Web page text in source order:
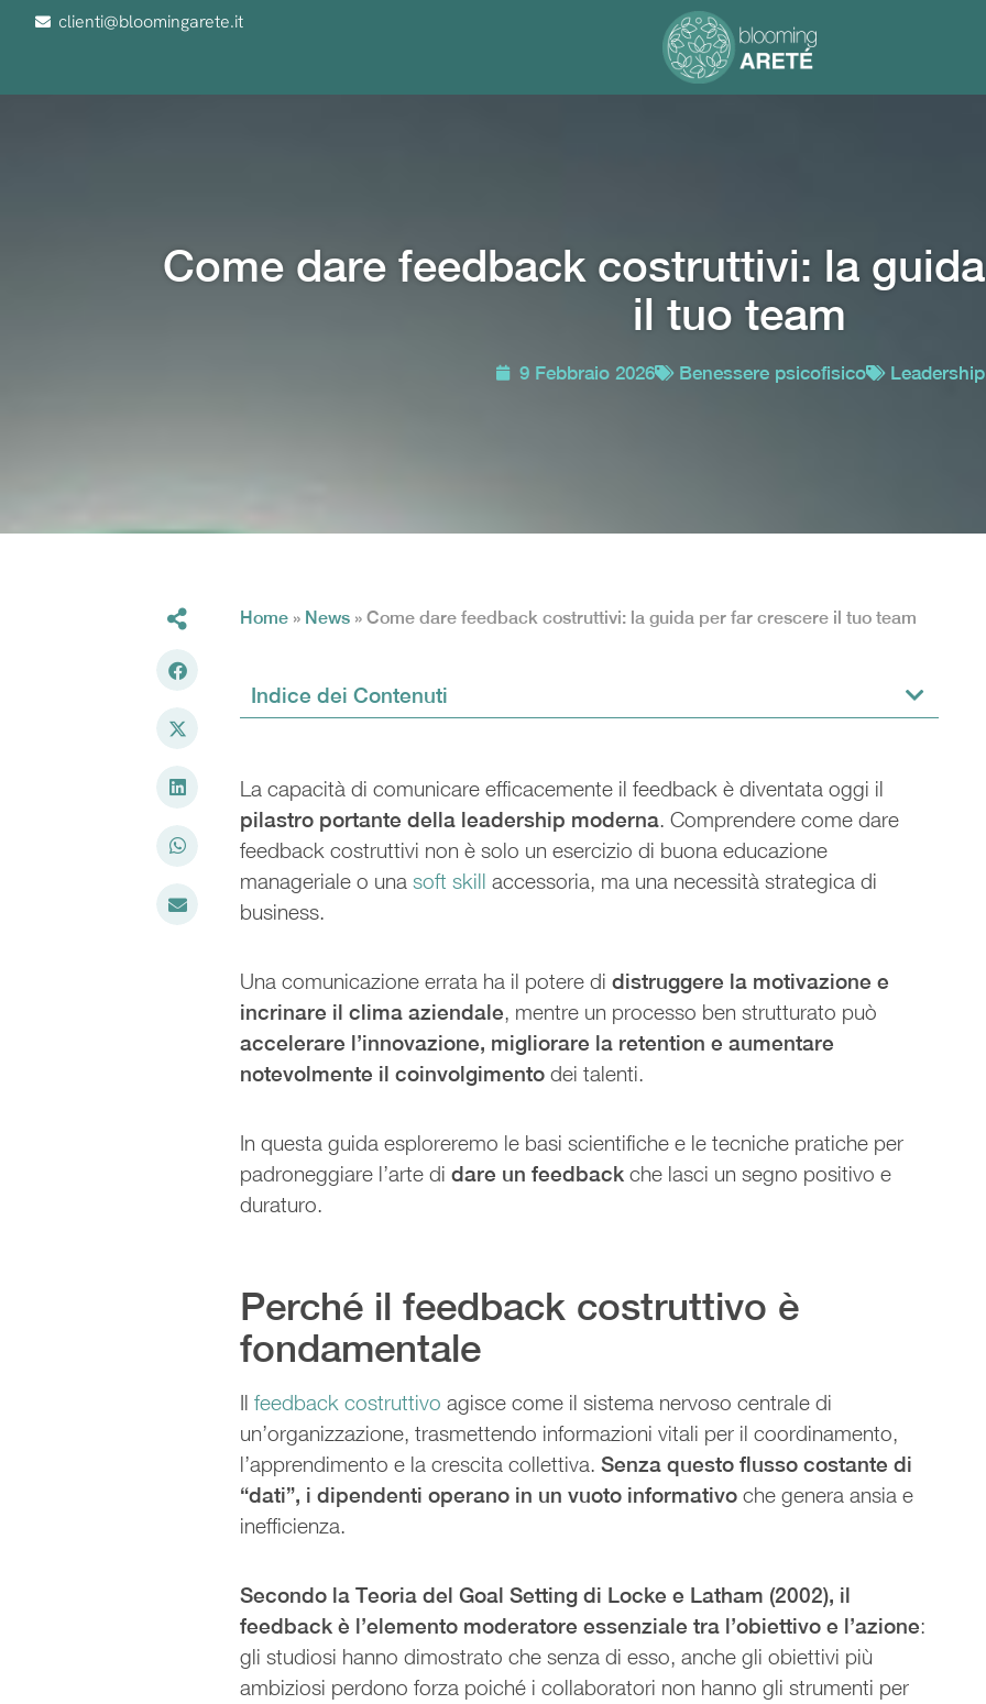
clienti@bloomingarete.it
Come dare feedback costruttivi: la
il tuo team
9 Febbraio 2026 Benessere psicofisico Leadership
Home » News »Come dare feedback costruttivi: la guida per far crescere il tuo team
Indice dei Contenuti
La capacità di comunicare efficacemente il feedback è diventata oggi il
pilastro portante della leadership moderna. Comprendere come dare
feedback costruttivi non è solo un esercizio di buona educazione
manageriale o unasoft skill accessoria, ma una necessità strategica di
business.
Una comunicazione errata ha il potere didistruggere la motivazione e
incrinare il clima aziendale, mentre un processo ben strutturato può
accelerare l’innovazione, migliorare la retention e aumentare
notevolmente il coinvolgimento dei talenti.
In questa guida esploreremo le basi scientifiche e le tecniche pratiche per
padroneggiare l’arte didare un feedback che lasci un segno positivo e
duraturo.
Perché il feedback costruttivo è
fondamentale
Ilfeedback costruttivo agisce come il sistema nervoso centrale di
un’organizzazione, trasmettendo informazioni vitali per il coordinamento,
l’apprendimento e la crescita collettiva.Senza questo flusso costante di
“dati”, i dipendenti operano in un vuoto informativo che genera ansia e
inefficienza.
Secondo la Teoria del Goal Setting di Locke e Latham (2002), il
feedback è l’elemento moderatore essenziale tra l’obiettivo e l’azione:
gli studiosi hanno dimostrato che senza di esso, anche gli obiettivi più
ambiziosi perdono forza poiché i collaboratori non hanno gli strumenti per